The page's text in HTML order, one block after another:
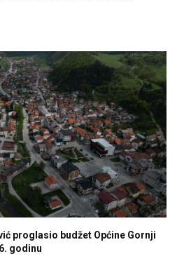
proglasio budžet Općine Gornji
godinu